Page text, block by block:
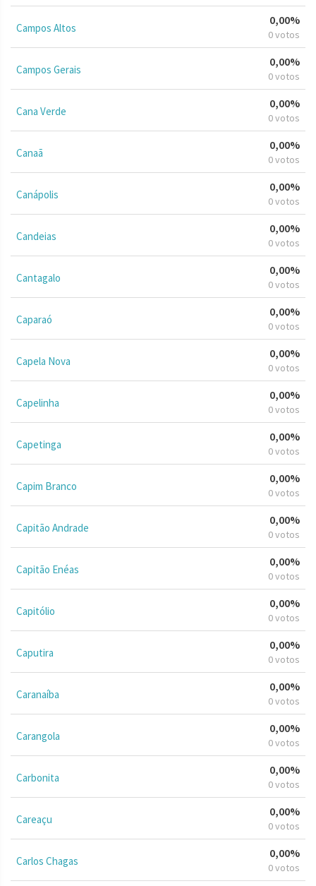
Campos Altos
0,00%
0 votos
Campos Gerais
0,00%
0 votos
Cana Verde
0,00%
0 votos
Canaã
0,00%
0 votos
Canápolis
0,00%
0 votos
Candeias
0,00%
0 votos
Cantagalo
0,00%
0 votos
Caparaó
0,00%
0 votos
Capela Nova
0,00%
0 votos
Capelinha
0,00%
0 votos
Capetinga
0,00%
0 votos
Capim Branco
0,00%
0 votos
Capitão Andrade
0,00%
0 votos
Capitão Enéas
0,00%
0 votos
Capitólio
0,00%
0 votos
Caputira
0,00%
0 votos
Caranaíba
0,00%
0 votos
Carangola
0,00%
0 votos
Carbonita
0,00%
0 votos
Careaçu
0,00%
0 votos
Carlos Chagas
0,00%
0 votos